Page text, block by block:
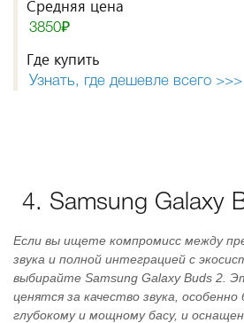
Средняя цена
3850₽
Где купить
Узнать, где дешевле всего >>>
4. Samsung Galaxy
Если вы ищете компромисс между
звука и полной интеграцией с
выбирайте Samsung Galaxy Buds 2.
ценятся за качество звука, особенно
глубокому и мощному басу, и